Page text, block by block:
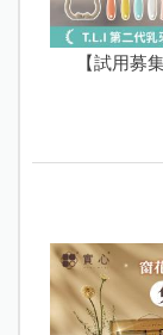
【試用募